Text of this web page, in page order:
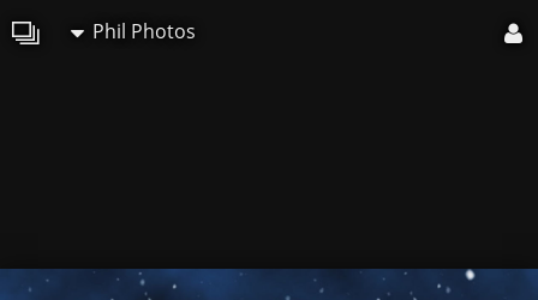
Phil Photos